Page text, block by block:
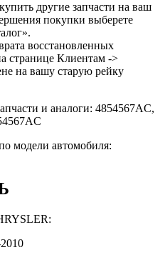
другие запчасти на ваш
покупки выберете
восстановленных
странице Клиентам ->
на вашу старую рейку
и аналоги: 4854567AC,
модели автомобиля: